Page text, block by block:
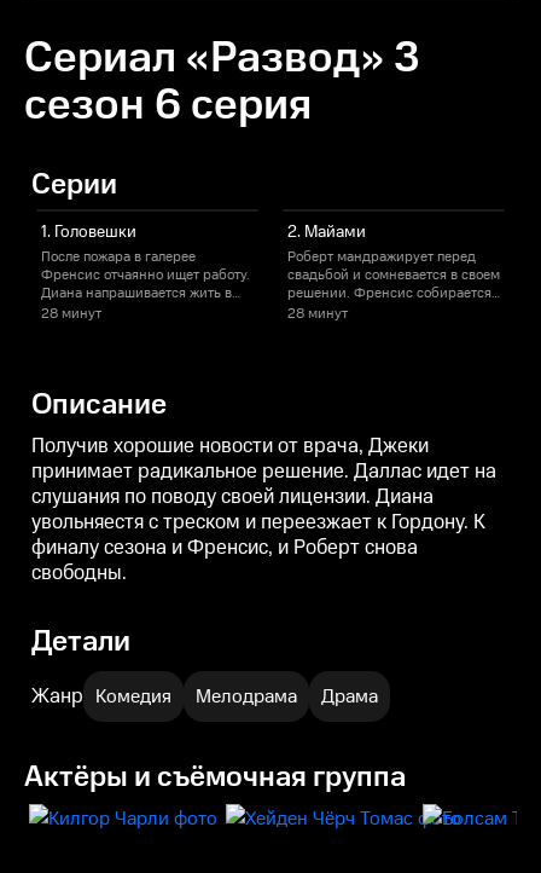
Сериал «Развод» 3
сезон 6 серия
Серии
1. Головешки
После пожара в галерее
Френсис отчаянно ищет работу.
Диана напрашивается жить в
ней вместе. Из-за осложненной
28 минут
2. Майами
Роберт мандражирует перед
свадьбой и сомневается в своем
решении. Френсис собирается
провести с Генри выходные в
28 минут
Описание
Получив хорошие новости от врача, Джеки
принимает радикальное решение. Даллас идет на
слушания по поводу своей лицензии. Диана
увольняестя с треском и переезжает к Гордону. К
финалу сезона и Френсис, и Роберт снова
свободны.
Детали
Жанр Комедия Мелодрама Драма
Актёры и съёмочная группа